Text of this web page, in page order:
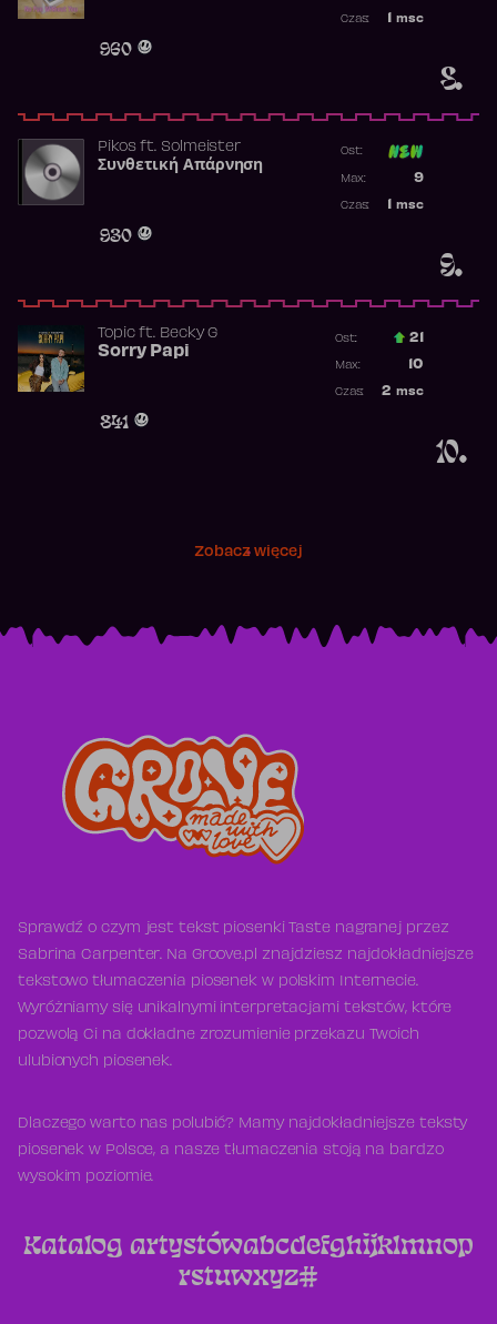
8.
960
msc
Czas:
9.
Pikosft. Solmeister
Συνθετική Απάρνηση
930
Ost:
9
Max:
msc
Czas:
10.
Topicft. Becky G
Sorry Papi
841
Ost.: 21
10
Max:
2 msc
Czas:
Zobacz więcej
Sprawdź o czym jest tekst piosenki Taste nagranej przez
Sabrina Carpenter. Na Groove.pl znajdziesz najdokładniejsze
tekstowo tłumaczenia piosenek w polskim Internecie.
Wyróżniamy się unikalnymi interpretacjami tekstów, które
pozwolą Ci na dokładne zrozumienie przekazu Twoich
ulubionych piosenek.
Dlaczego warto nas polubić? Mamy najdokładniejsze teksty
piosenek w Polsce, a nasze tłumaczenia stoją na bardzo
wysokim poziomie.
Katalog artystówabcdefghijklmnop
rstuwxyz#